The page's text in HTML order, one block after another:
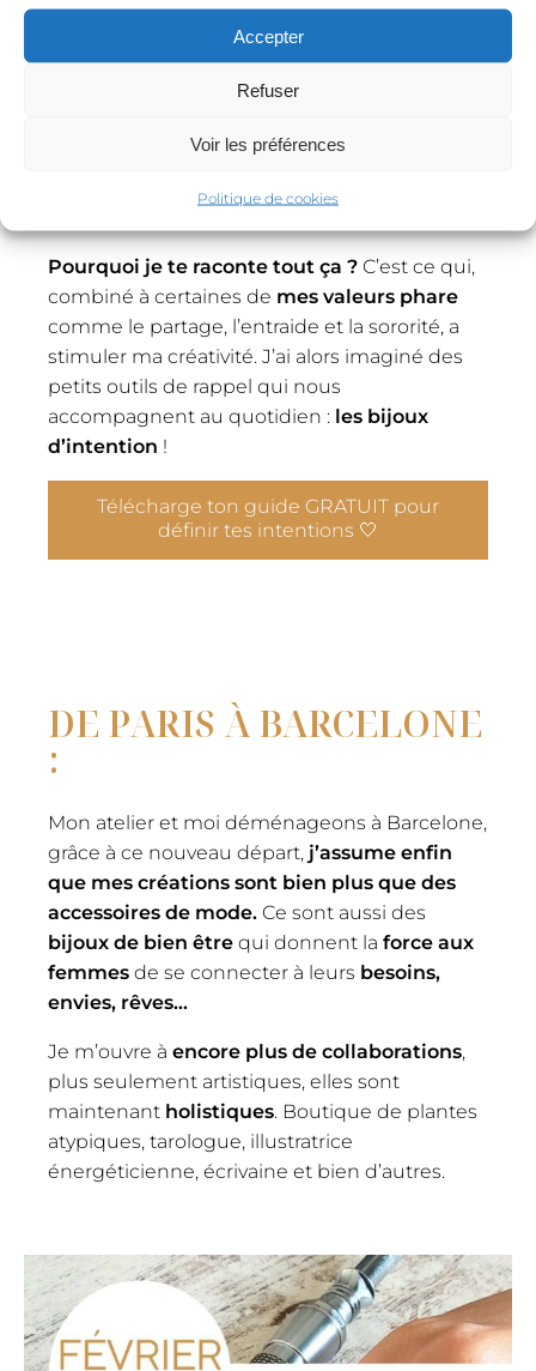
Accepter
Refuser
Voir les préférences
Politique de cookies
Enrichie d’un mode de vie qui soutient de
manière holistique mon bien être, ma santé
. Néanmoins j’ai encore tendance par
schémas et m’épuiser.
Pourquoi je te raconte tout ça ? C’est ce qui,
combiné à certaines de mes valeurs phare
comme le partage, l’entraide et la sororité, a
stimuler ma créativité. J’ai alors imaginé des
petits outils de rappel qui nous
accompagnent au quotidien : les bijoux
d’intention !
Télécharge ton guide GRATUIT pour
définir tes intentions 🤍
DE PARIS À BARCELONE
:
Mon atelier et moi déménageons à Barcelone,
grâce à ce nouveau départ, j’assume enfin
que mes créations sont bien plus que des
accessoires de mode. Ce sont aussi des
bijoux de bien être qui donnent la force aux
femmes de se connecter à leurs besoins,
envies, rêves…
Je m’ouvre à encore plus de collaborations,
plus seulement artistiques, elles sont
maintenant holistiques. Boutique de plantes
atypiques, tarologue, illustratrice
énergéticienne, écrivaine et bien d’autres.